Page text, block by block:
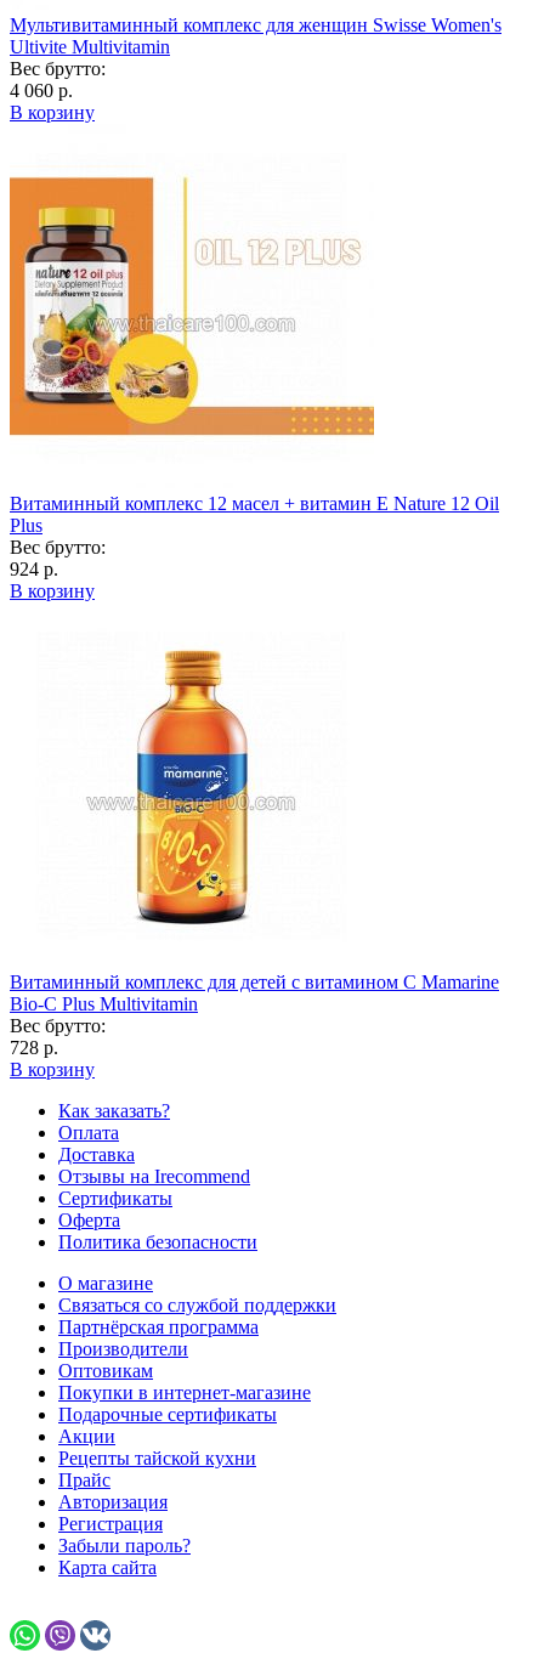
Мультивитаминный комплекс для женщин Swisse Women's
Ultivite Multivitamin
Вес брутто:
4 060 р.
В корзину
Витаминный комплекс 12 масел + витамин Е Nature 12 Oil
Plus
Вес брутто:
924 р.
В корзину
Витаминный комплекс для детей с витамином С Mamarine
Bio-C Plus Multivitamin
Вес брутто:
728 р.
В корзину
Как заказать?
Оплата
Доставка
Отзывы на Irecommend
Сертификаты
Оферта
Политика безопасности
О магазине
Связаться со службой поддержки
Партнёрская программа
Производители
Оптовикам
Покупки в интернет-магазине
Подарочные сертификаты
Акции
Рецепты тайской кухни
Прайс
Авторизация
Регистрация
Забыли пароль?
Карта сайта